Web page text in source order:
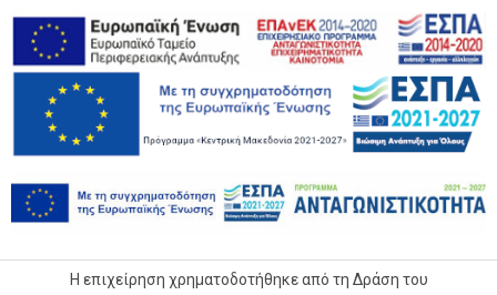
Η επιχείρηση χρηματοδοτήθηκε από τη Δράση του